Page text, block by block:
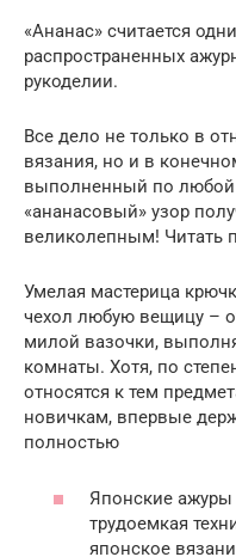
«Ананас» считается
распространенных
рукоделии.
Все дело не только в
вязания, но и в
выполненный по любой
«ананасовый» узор
великолепным! Читать
Умелая мастерица
чехол любую вещицу –
милой вазочки,
комнаты. Хотя, по
относятся к тем
новичкам, впервые
полностью
Японские ажуры
трудоемкая
японское